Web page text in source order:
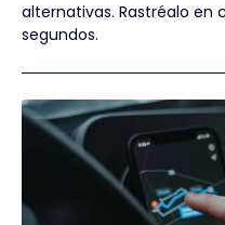
alternativas. Rastréalo en
segundos.